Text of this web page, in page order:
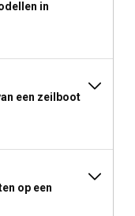
in
een zeilboot
op een